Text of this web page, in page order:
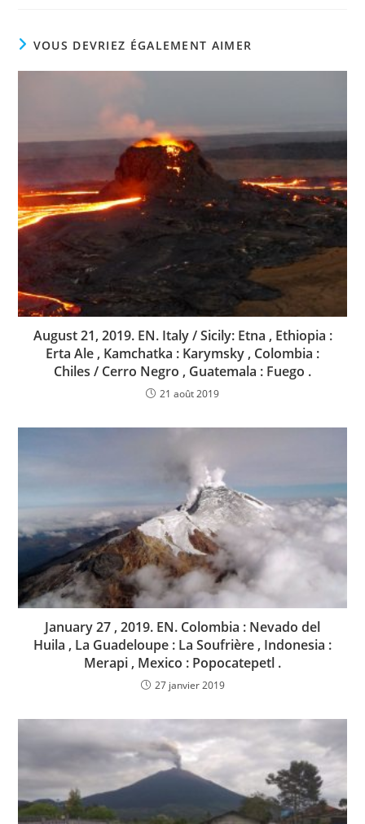
VOUS DEVRIEZ ÉGALEMENT AIMER
August 21, 2019. EN. Italy / Sicily: Etna , Ethiopia :
Erta Ale , Kamchatka : Karymsky , Colombia :
Chiles / Cerro Negro , Guatemala : Fuego .
21 août 2019
January 27 , 2019. EN. Colombia : Nevado del
Huila , La Guadeloupe : La Soufrière , Indonesia :
Merapi , Mexico : Popocatepetl .
27 janvier 2019